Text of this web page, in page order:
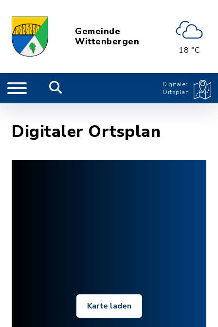
Gemeinde
Wittenbergen
18 °C
Digitaler
Ortsplan
Digitaler Ortsplan
Karte laden